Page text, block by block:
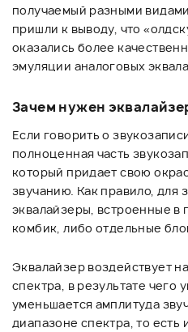
получаемый разными
пришли к выводу, что
оказались более
эмуляции аналоговых
Зачем нужен
Если говорить о
полноценная часть
который придает свою
звучанию. Как правило, для
эквалайзеры, встроенные в
комбик, либо отдельные
Эквалайзер воздействует
спектра, в результате чего
уменьшается амплитуда
диапазоне спектра, то есть